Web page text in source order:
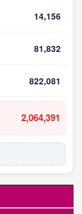
14,156
81,832
822,081
2,064,391